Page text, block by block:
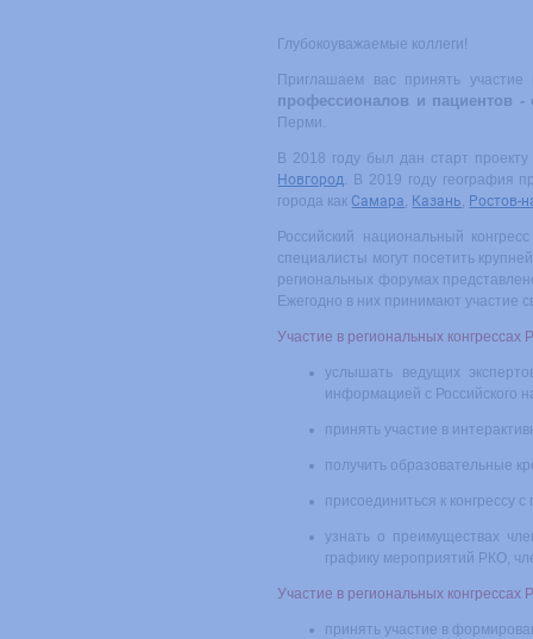
Глубокоуважаемые коллеги!
Приглашаем вас принять участие
профессионалов и пациентов
Перми.
В 2018 году был дан старт
Новгород. В 2019 году география
города как Самара, Казань, Ростов-
Российский национальный
специалисты могут посетить
региональных форумах
Ежегодно в них принимают участие
Участие в региональных
услышать ведущих
информацией с Российского
принять участие в
получить образовательные
присоединиться к конгрессу
узнать о преимуществах
графику мероприятий РКО,
Участие в региональных
принять участие в